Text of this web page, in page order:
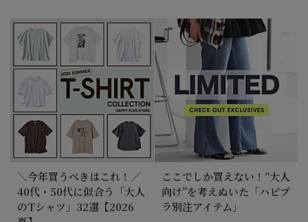
＼今年買うべきはこれ！／
40代・50代に似合う「大人
のTシャツ」32選【2026
ここでしか買えない！“大人
向け”を考えぬいた「ハピプ
ラ別注アイテム」